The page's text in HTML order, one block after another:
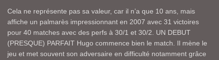
Cela ne représente pas sa valeur, car il n’a que 10 ans, mais
affiche un palmarès impressionnant en 2007 avec 31 victoires
pour 40 matches avec des perfs à 30/1 et 30/2. UN DEBUT
(PRESQUE) PARFAIT Hugo commence bien le match. Il mène le
jeu et met souvent son adversaire en difficulté notamment grâce